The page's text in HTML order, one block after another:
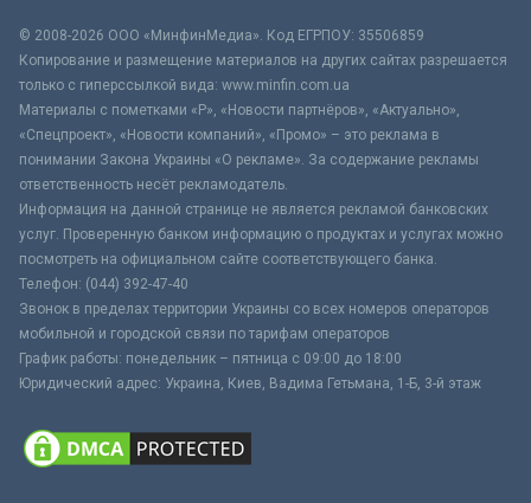
© 2008-2026 ООО «МинфинМедиа». Код ЕГРПОУ: 35506859
Копирование и размещение материалов на других сайтах разрешается
только с гиперссылкой вида: www.minfin.com.ua
Материалы с пометками «Р», «Новости партнёров», «Актуально»,
«Спецпроект», «Новости компаний», «Промо» – это реклама в
понимании Закона Украины «О рекламе». За содержание рекламы
ответственность несёт рекламодатель.
Информация на данной странице не является рекламой банковских
услуг. Проверенную банком информацию о продуктах и услугах можно
посмотреть на официальном сайте соответствующего банка.
Телефон: (044) 392-47-40
Звонок в пределах территории Украины со всех номеров операторов
мобильной и городской связи по тарифам операторов
График работы: понедельник – пятница с 09:00 до 18:00
Юридический адрес: Украина, Киев, Вадима Гетьмана, 1-Б, 3-й этаж